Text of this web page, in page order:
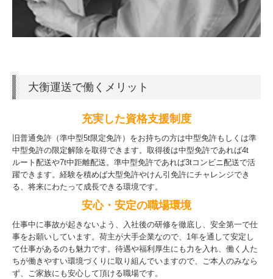
大衡運送で働くメリット
充実した資格支援制度
旧普通免許（準中型5t限定免許）をお持ちの方は中型免許もしくは準
中型免許の限定解除を取得できます。取得後は中型免許であれば4t
ルート配送や7t中距離配送。準中型免許であれば3tコンビニ配送で活
躍できます。経験を積めば大型免許やけん引免許にチャレンジでき
る、将来にわたって成長できる環境です。
安心・安定の職場環境
仕事中に事故が起きないよう、入社後の研修を徹底し、安全第一で仕
事をお願いしています。荷主が大手企業なので、1年を通して安定し
て仕事があるのも魅力です。待遇や福利厚生にも力を入れ、働く人た
ちが働きやすい環境づくりに取り組んでいますので、ご本人のみなら
ず、ご家族にも安心して頂ける職場です。